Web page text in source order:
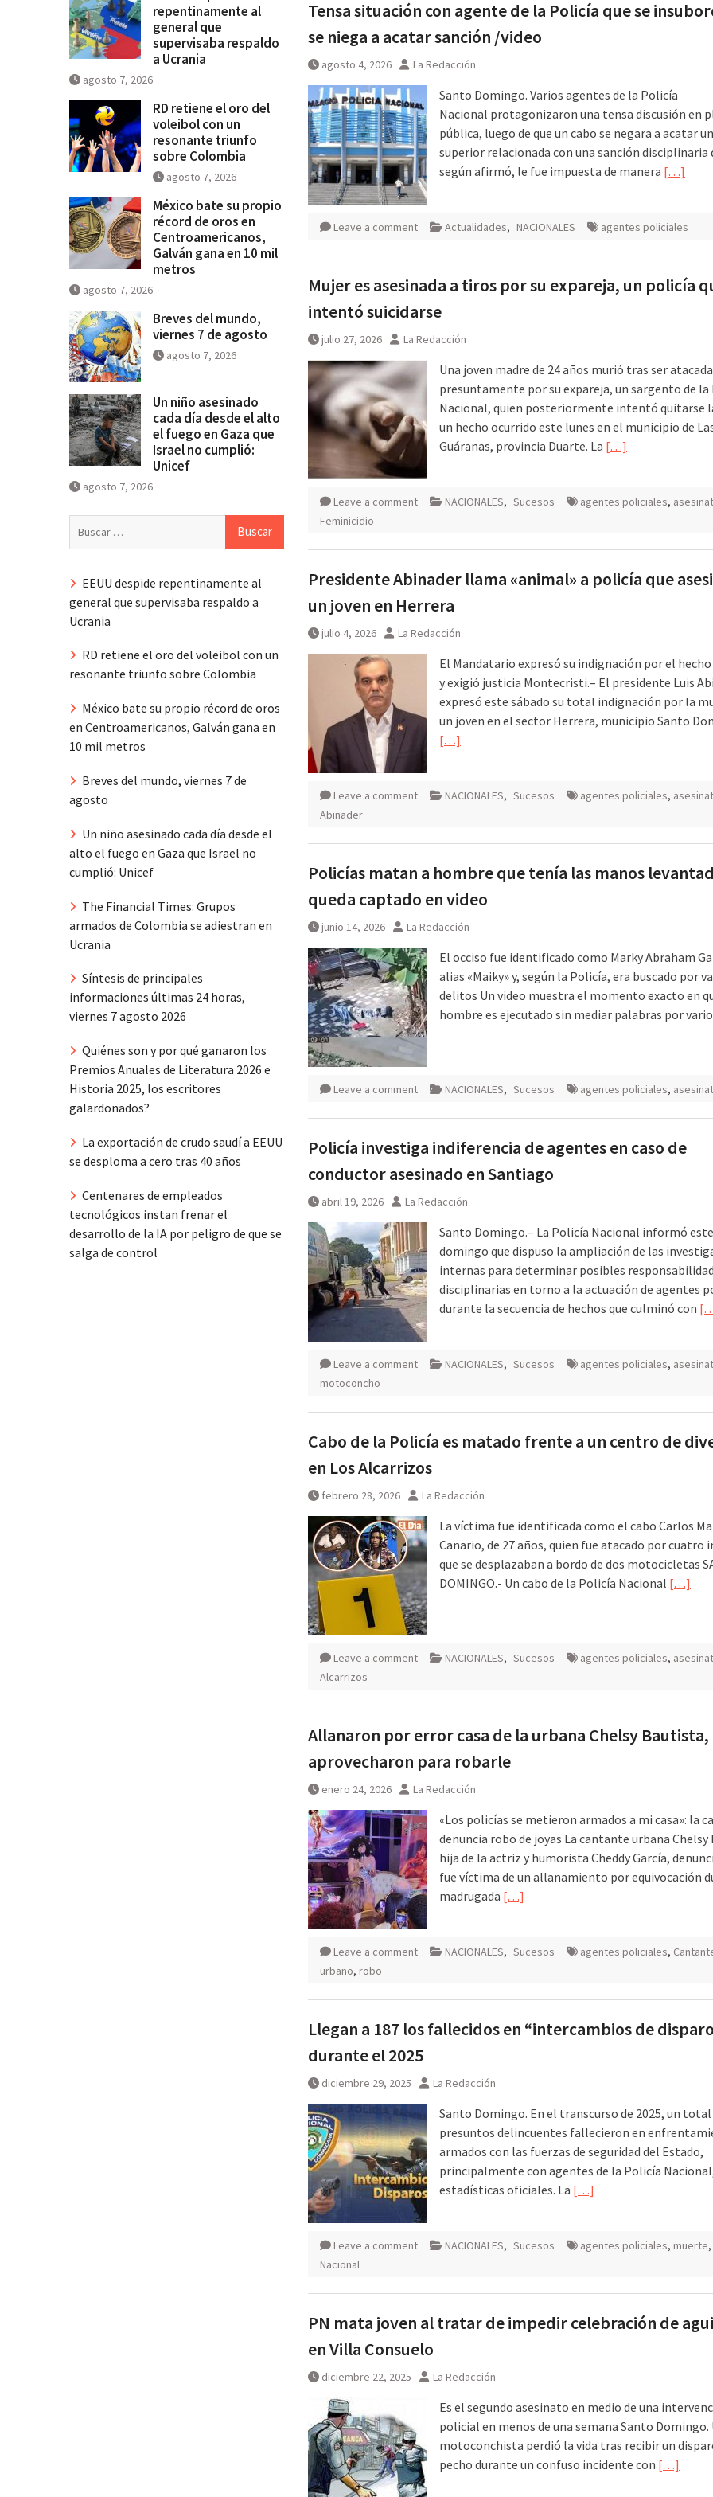
Tensa situación con agente de la Policía que se
se niega a acatar sanción /video
agosto 4, 2026 La Redacción
Santo Domingo. Varios agentes de la Policía
Nacional protagonizaron una tensa discusión en
pública, luego de que un cabo se negara a acatar
superior relacionada con una sanción disciplinaria
según afirmó, le fue impuesta de manera […]
Leave a comment Actualidades, NACIONALES agentes policiales
Mujer es asesinada a tiros por su expareja, un policía
intentó suicidarse
julio 27, 2026 La Redacción
Una joven madre de 24 años murió tras ser
presuntamente por su expareja, un sargento de la
Nacional, quien posteriormente intentó quitarse
un hecho ocurrido este lunes en el municipio de
Guáranas, provincia Duarte. La […]
Leave a comment NACIONALES, Sucesos agentes policiales,
Feminicidio
Presidente Abinader llama «animal» a policía que
un joven en Herrera
julio 4, 2026 La Redacción
El Mandatario expresó su indignación por el
y exigió justicia Montecristi.– El presidente Luis
expresó este sábado su total indignación por la
un joven en el sector Herrera, municipio Santo
[…]
Leave a comment NACIONALES, Sucesos agentes policiales,
Abinader
Policías matan a hombre que tenía las manos
queda captado en video
junio 14, 2026 La Redacción
El occiso fue identificado como Marky Abraham
alias «Maiky» y, según la Policía, era buscado por
delitos Un video muestra el momento exacto en
hombre es ejecutado sin mediar palabras por
Leave a comment NACIONALES, Sucesos agentes policiales,
Policía investiga indiferencia de agentes en caso de
conductor asesinado en Santiago
abril 19, 2026 La Redacción
Santo Domingo.– La Policía Nacional informó este
domingo que dispuso la ampliación de las
internas para determinar posibles
disciplinarias en torno a la actuación de agentes
durante la secuencia de hechos que culminó con
Leave a comment NACIONALES, Sucesos agentes policiales,
motoconcho
Cabo de la Policía es matado frente a un centro de
en Los Alcarrizos
febrero 28, 2026 La Redacción
La víctima fue identificada como el cabo Carlos
Canario, de 27 años, quien fue atacado por cuatro
que se desplazaban a bordo de dos motocicletas
DOMINGO.- Un cabo de la Policía Nacional […]
Leave a comment NACIONALES, Sucesos agentes policiales,
Alcarrizos
Allanaron por error casa de la urbana Chelsy
aprovecharon para robarle
enero 24, 2026 La Redacción
«Los policías se metieron armados a mi casa»: la
denuncia robo de joyas La cantante urbana
hija de la actriz y humorista Cheddy García,
fue víctima de un allanamiento por equivocación
madrugada […]
Leave a comment NACIONALES, Sucesos agentes policiales,
urbano, robo
Llegan a 187 los fallecidos en “intercambios de
durante el 2025
diciembre 29, 2025 La Redacción
Santo Domingo. En el transcurso de 2025, un total
presuntos delincuentes fallecieron en
armados con las fuerzas de seguridad del Estado,
principalmente con agentes de la Policía
estadísticas oficiales. La […]
Leave a comment NACIONALES, Sucesos agentes policiales, muerte,
Nacional
PN mata joven al tratar de impedir celebración de
en Villa Consuelo
diciembre 22, 2025 La Redacción
Es el segundo asesinato en medio de una
policial en menos de una semana Santo Domingo.
motoconchista perdió la vida tras recibir un
pecho durante un confuso incidente con […]
repentinamente al
general que
supervisaba respaldo
a Ucrania
agosto 7, 2026
RD retiene el oro del
voleibol con un
resonante triunfo
sobre Colombia
agosto 7, 2026
México bate su propio
récord de oros en
Centroamericanos,
Galván gana en 10 mil
metros
agosto 7, 2026
Breves del mundo,
viernes 7 de agosto
agosto 7, 2026
Un niño asesinado
cada día desde el alto
el fuego en Gaza que
Israel no cumplió:
Unicef
agosto 7, 2026
EEUU despide repentinamente al
general que supervisaba respaldo a
Ucrania
RD retiene el oro del voleibol con un
resonante triunfo sobre Colombia
México bate su propio récord de oros
en Centroamericanos, Galván gana en
10 mil metros
Breves del mundo, viernes 7 de
agosto
Un niño asesinado cada día desde el
alto el fuego en Gaza que Israel no
cumplió: Unicef
The Financial Times: Grupos
armados de Colombia se adiestran en
Ucrania
Síntesis de principales
informaciones últimas 24 horas,
viernes 7 agosto 2026
Quiénes son y por qué ganaron los
Premios Anuales de Literatura 2026 e
Historia 2025, los escritores
galardonados?
La exportación de crudo saudí a EEUU
se desploma a cero tras 40 años
Centenares de empleados
tecnológicos instan frenar el
desarrollo de la IA por peligro de que se
salga de control